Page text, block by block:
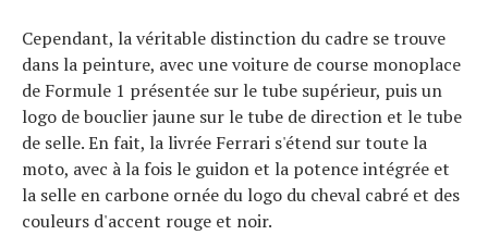
Cependant, la véritable distinction du cadre se trouve
dans la peinture, avec une voiture de course monoplace
de Formule 1 présentée sur le tube supérieur, puis un
logo de bouclier jaune sur le tube de direction et le tube
de selle. En fait, la livrée Ferrari s'étend sur toute la
moto, avec à la fois le guidon et la potence intégrée et
la selle en carbone ornée du logo du cheval cabré et des
couleurs d'accent rouge et noir.